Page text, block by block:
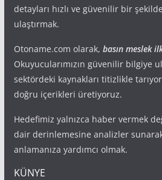
detayları hızlı ve güvenilir bir
ulaştırmak.
Otoname.com olarak, basın meslek
Okuyucularımızın güvenilir bilgiye
sektördeki kaynakları titizlikle
doğru içerikleri üretiyoruz.
Hedefimiz yalnızca haber vermek
dair derinlemesine analizler
anlamanıza yardımcı olmak.
KÜNYE